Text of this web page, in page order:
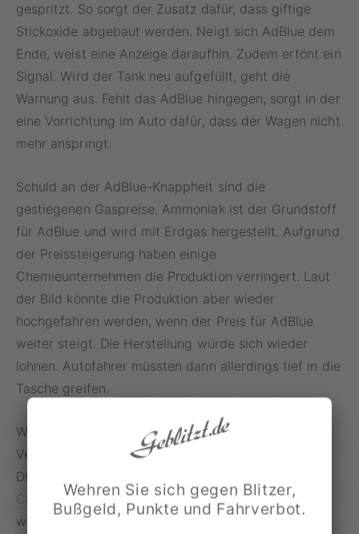
gespritzt. So sorgt der Zusatz dafür, dass giftige
Stickoxide abgebaut werden. Neigt sich AdBlue dem
Ende, weist eine Anzeige daraufhin. Zudem ertönt ein
Signal. Wird der Tank neu aufgefüllt, geht die
Warnung aus. Fehlt das AdBlue hingegen, sorgt in der
eine Vorrichtung im Auto dafür, dass der Wagen nicht
mehr anspringt.
Schuld an der AdBlue-Knappheit sind die
gestiegenen Gaspreise. Ammoniak ist der Grundstoff
für AdBlue und wird mit Erdgas hergestellt. Aufgrund
der Preissteigerung haben einige
Chemieunternehmen die Produktion verringert. Laut
der Bild könnte die Produktion aber wieder
hochgefahren werden, wenn der Preis für AdBlue
weiter steigt. Die Herstellung würde sich wieder
lohnen. Autofahrer müssten dann allerdings tief in die
Tasche greifen.
Während einige Geschäfte AdBlue noch zur
Verfügung haben, sind andere bereits ausverkauft.
Dieselfahrer, die auf der Suche sind, können bei
Clever-Tanken
oderFindadblue.de
fündig
werden.
Wehren Sie sich gegen Blitzer,
Bußgeld, Punkte und Fahrverbot.